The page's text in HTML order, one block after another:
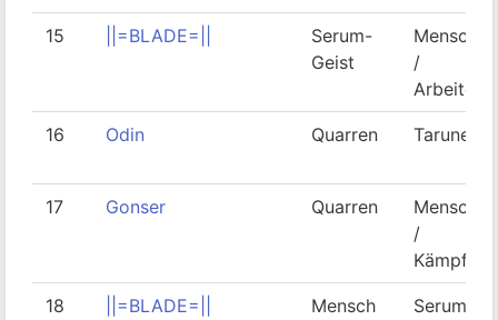
15 ||=BLADE=||
Serum-
Geist
Mensch
/
Arbeiter
16 Odin Quarren Taruner
17 Gonser Quarren
Mensch
/
Kämpfer
18 ||=BLADE=||
Mensch
Serum-